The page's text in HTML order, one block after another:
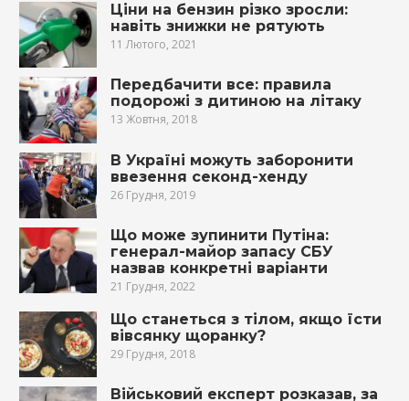
Ціни на бензин різко зросли:
навіть знижки не рятують
11 Лютого, 2021
Передбачити все: правила
подорожі з дитиною на літаку
13 Жовтня, 2018
В Україні можуть заборонити
ввезення секонд-хенду
26 Грудня, 2019
Що може зупинити Путіна:
генерал-майор запасу СБУ
назвав конкретні варіанти
21 Грудня, 2022
Що станеться з тілом, якщо їсти
вівсянку щоранку?
29 Грудня, 2018
Військовий експерт розказав, за